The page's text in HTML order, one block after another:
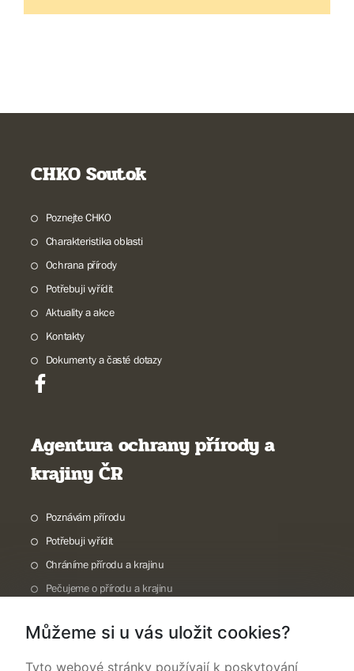
CHKO Soutok
Poznejte CHKO
Charakteristika oblasti
Ochrana přírody
Potřebuji vyřídit
Aktuality a akce
Kontakty
Dokumenty a časté dotazy
Agentura ochrany přírody a
krajiny ČR
Poznávám přírodu
Potřebuji vyřídit
Chráníme přírodu a krajinu
Pečujeme o přírodu a krajinu
O nás
Můžeme si u vás uložit cookies?
Tyto webové stránky používají k poskytování